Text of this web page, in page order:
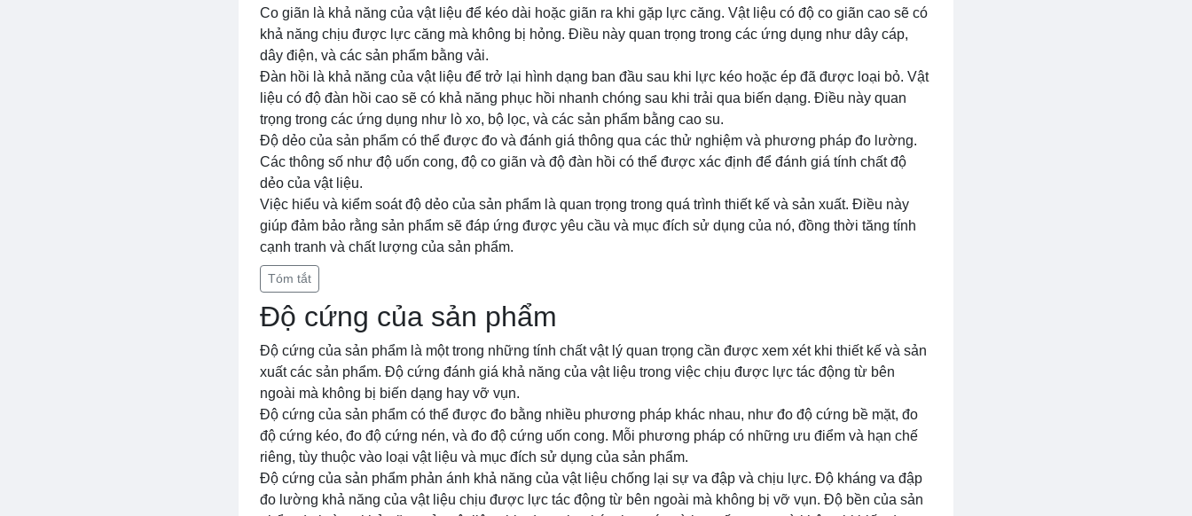
Co giãn là khả năng của vật liệu để kéo dài hoặc giãn ra khi gặp lực căng. Vật liệu có độ co giãn cao sẽ có
khả năng chịu được lực căng mà không bị hỏng. Điều này quan trọng trong các ứng dụng như dây cáp,
dây điện, và các sản phẩm bằng vải.
Đàn hồi là khả năng của vật liệu để trở lại hình dạng ban đầu sau khi lực kéo hoặc ép đã được loại bỏ. Vật
liệu có độ đàn hồi cao sẽ có khả năng phục hồi nhanh chóng sau khi trải qua biến dạng. Điều này quan
trọng trong các ứng dụng như lò xo, bộ lọc, và các sản phẩm bằng cao su.
Độ dẻo của sản phẩm có thể được đo và đánh giá thông qua các thử nghiệm và phương pháp đo lường.
Các thông số như độ uốn cong, độ co giãn và độ đàn hồi có thể được xác định để đánh giá tính chất độ
dẻo của vật liệu.
Việc hiểu và kiểm soát độ dẻo của sản phẩm là quan trọng trong quá trình thiết kế và sản xuất. Điều này
giúp đảm bảo rằng sản phẩm sẽ đáp ứng được yêu cầu và mục đích sử dụng của nó, đồng thời tăng tính
cạnh tranh và chất lượng của sản phẩm.
Tóm tắt
Độ cứng của sản phẩm
Độ cứng của sản phẩm là một trong những tính chất vật lý quan trọng cần được xem xét khi thiết kế và sản
xuất các sản phẩm. Độ cứng đánh giá khả năng của vật liệu trong việc chịu được lực tác động từ bên
ngoài mà không bị biến dạng hay vỡ vụn.
Độ cứng của sản phẩm có thể được đo bằng nhiều phương pháp khác nhau, như đo độ cứng bề mặt, đo
độ cứng kéo, đo độ cứng nén, và đo độ cứng uốn cong. Mỗi phương pháp có những ưu điểm và hạn chế
riêng, tùy thuộc vào loại vật liệu và mục đích sử dụng của sản phẩm.
Độ cứng của sản phẩm phản ánh khả năng của vật liệu chống lại sự va đập và chịu lực. Độ kháng va đập
đo lường khả năng của vật liệu chịu được lực tác động từ bên ngoài mà không bị vỡ vụn. Độ bền của sản